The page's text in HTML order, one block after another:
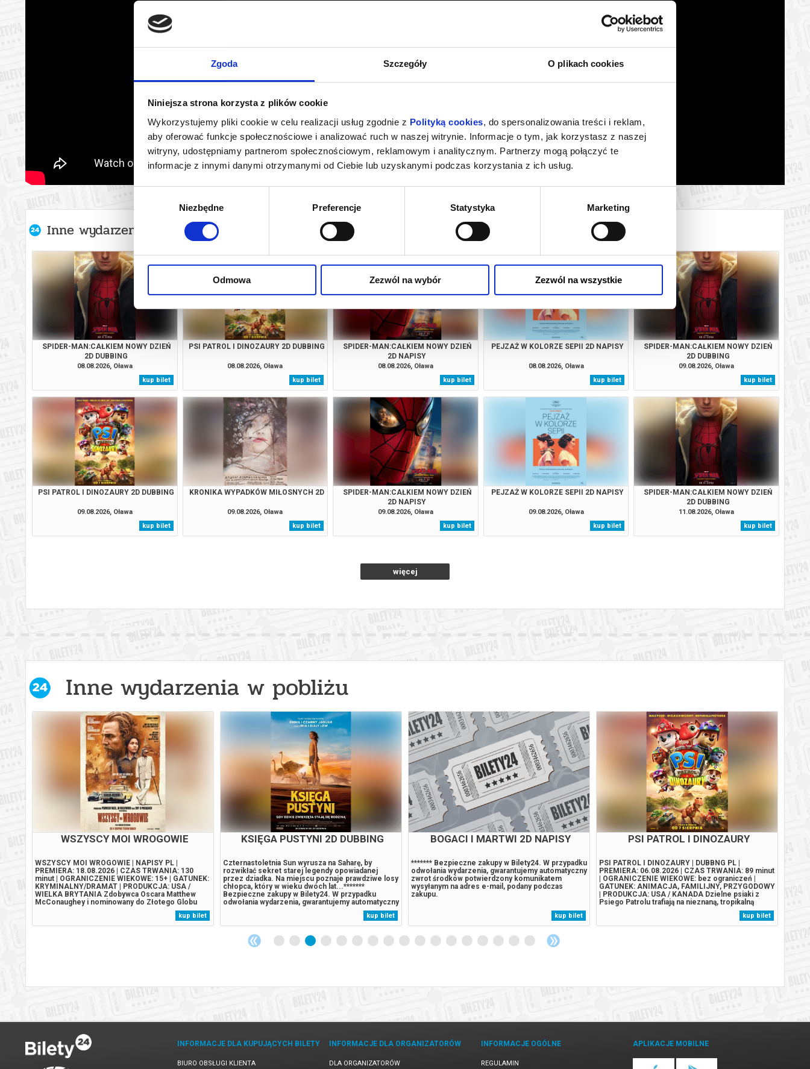
Zgoda Szczegóły O plikach cookies
Niniejsza strona korzysta z plików cookie
Wykorzystujemy pliki cookie w celu realizacji usług zgodnie z Polityką cookies, do spersonalizowania treści i reklam,
aby oferować funkcje społecznościowe i analizować ruch w naszej witrynie. Informacje o tym, jak korzystasz z naszej
witryny, udostępniamy partnerom społecznościowym, reklamowym i analitycznym. Partnerzy mogą połączyć te
informacje z innymi danymi otrzymanymi od Ciebie lub uzyskanymi podczas korzystania z ich usług.
zgody
Niezbędne Preferencje Statystyka Marketing
Odmowa Zezwól na wybór Zezwól na wszystkie
Inne wydarzenia organizatora
SPIDER-MAN:CAŁKIEM NOWY DZIEŃ
2D DUBBING
08.08.2026, Oława
kup bilet
PSI PATROL I DINOZAURY 2D DUBBING
08.08.2026, Oława
kup bilet
SPIDER-MAN:CAŁKIEM NOWY DZIEŃ
2D NAPISY
08.08.2026, Oława
kup bilet
PEJZAŻ W KOLORZE SEPII 2D NAPISY
08.08.2026, Oława
kup bilet
SPIDER-MAN:CAŁKIEM NOWY DZIEŃ
2D DUBBING
09.08.2026, Oława
kup bilet
PSI PATROL I DINOZAURY 2D DUBBING
09.08.2026, Oława
kup bilet
KRONIKA WYPADKÓW MIŁOSNYCH 2D
09.08.2026, Oława
kup bilet
SPIDER-MAN:CAŁKIEM NOWY DZIEŃ
2D NAPISY
09.08.2026, Oława
kup bilet
PEJZAŻ W KOLORZE SEPII 2D NAPISY
09.08.2026, Oława
kup bilet
SPIDER-MAN:CAŁKIEM NOWY DZIEŃ
2D DUBBING
11.08.2026, Oława
kup bilet
więcej
Inne wydarzenia w pobliżu
WSZYSCY MOI WROGOWIE
WSZYSCY MOI WROGOWIE | NAPISY PL |
PREMIERA: 18.08.2026 | CZAS TRWANIA: 130
minut | OGRANICZENIE WIEKOWE: 15+ | GATUNEK:
KRYMINALNY/DRAMAT | PRODUKCJA: USA /
WIELKA BRYTANIA Zdobywca Oscara Matthew
McConaughey i nominowany do Złotego Globu
Kurt Russel w nieprzewidywalnej historii, która
międzynarodowych festiwalach. „Wszyscy moi
kup bilet
KSIĘGA PUSTYNI 2D DUBBING
Czternastoletnia Sun wyrusza na Saharę, by
rozwikłać sekret starej legendy opowiadanej
przez dziadka. Na miejscu poznaje prawdziwe losy
chłopca, który w wieku dwóch lat...*******
Bezpieczne zakupy w Bilety24. W przypadku
odwołania wydarzenia, gwarantujemy automatyczny
zwrot środków potwierdzony komunikatem
wysyłanym na adres e-mail, podany podczas
zakupu.
kup bilet
BOGACI I MARTWI 2D NAPISY
******* Bezpieczne zakupy w Bilety24. W przypadku
odwołania wydarzenia, gwarantujemy automatyczny
zwrot środków potwierdzony komunikatem
wysyłanym na adres e-mail, podany podczas
zakupu.
kup bilet
PSI PATROL I DINOZAURY
PSI PATROL I DINOZAURY | DUBBNG PL |
PREMIERA: 06.08.2026 | CZAS TRWANIA: 89 minut
| OGRANICZENIE WIEKOWE: bez ograniczeń |
GATUNEK: ANIMACJA, FAMILIJNY, PRZYGODOWY
| PRODUKCJA: USA / KANADA Dzielne psiaki z
Psiego Patrolu trafiają na nieznaną, tropikalną
wyspę pełną dinozaurów po tym, jak ich statek
rozbija się w wyniku gwałtownego sztormu. Na
wyspie spotykają szczeniaka Rexa, który od lat jest
kup bilet
INFORMACJE DLA KUPUJĄCYCH BILETY
BIURO OBSŁUGI KLIENTA
INFORMACJE DLA ORGANIZATORÓW
DLA ORGANIZATORÓW
INFORMACJE OGÓLNE
REGULAMIN
APLIKACJE MOBILNE